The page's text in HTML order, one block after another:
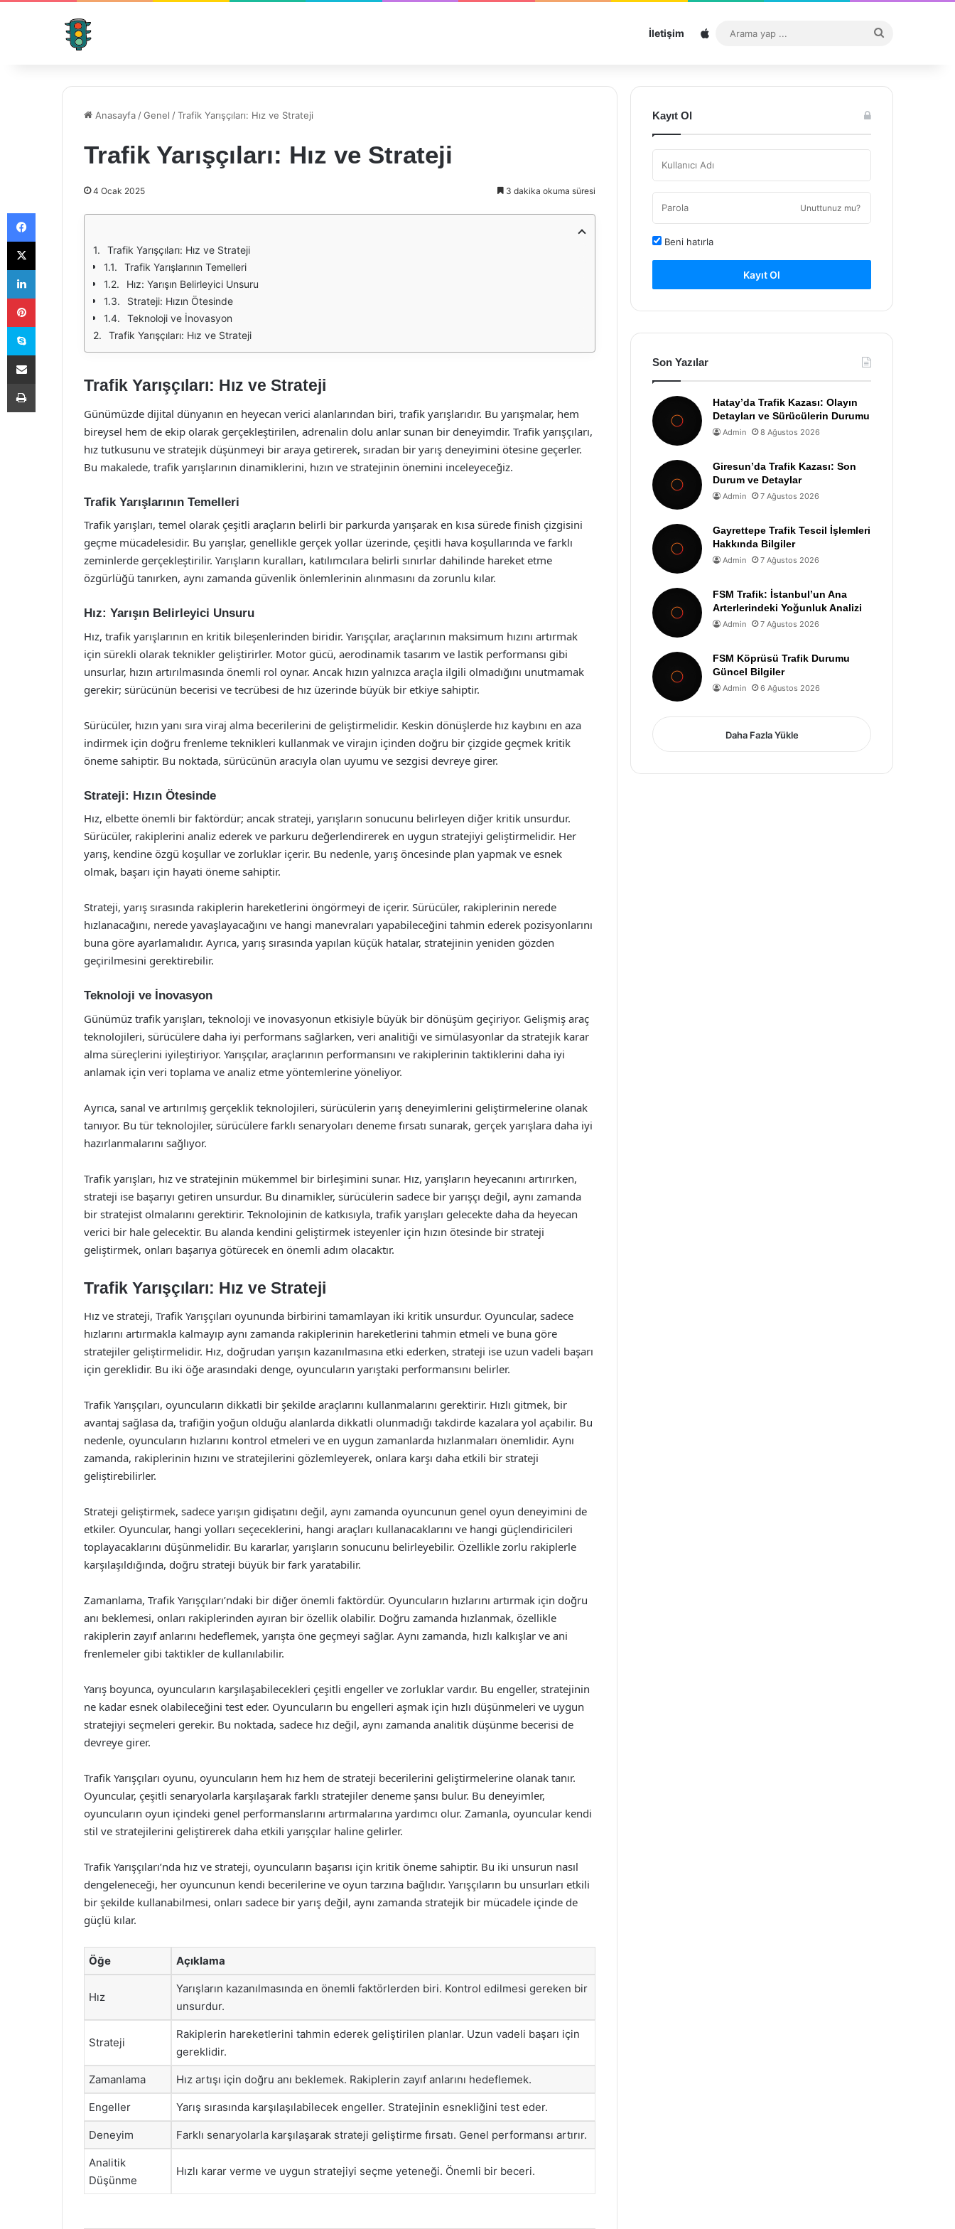
İletişim Sitemap
...
Anasayfa /Genel /Trafik Yarışçıları: Hız ve Strateji
Trafik Yarışçıları: Hız ve Strateji
4 Ocak 2025 3 dakika okuma süresi
Trafik Yarışçıları: Hız ve Strateji
Trafik Yarışlarının Temelleri
Hız: Yarışın Belirleyici Unsuru
Strateji: Hızın Ötesinde
Teknoloji ve İnovasyon
Trafik Yarışçıları: Hız ve Strateji
Trafik Yarışçıları: Hız ve Strateji
Günümüzde dijital dünyanın en heyecan verici alanlarından biri, trafik yarışlarıdır. Bu yarışmalar, hem
bireysel hem de ekip olarak gerçekleştirilen, adrenalin dolu anlar sunan bir deneyimdir. Trafik yarışçıları,
hız tutkusunu ve stratejik düşünmeyi bir araya getirerek, sıradan bir yarış deneyimini ötesine geçerler.
Bu makalede, trafik yarışlarının dinamiklerini, hızın ve stratejinin önemini inceleyeceğiz.
Trafik Yarışlarının Temelleri
Trafik yarışları, temel olarak çeşitli araçların belirli bir parkurda yarışarak en kısa sürede finish çizgisini
geçme mücadelesidir. Bu yarışlar, genellikle gerçek yollar üzerinde, çeşitli hava koşullarında ve farklı
zeminlerde gerçekleştirilir. Yarışların kuralları, katılımcılara belirli sınırlar dahilinde hareket etme
özgürlüğü tanırken, aynı zamanda güvenlik önlemlerinin alınmasını da zorunlu kılar.
Hız: Yarışın Belirleyici Unsuru
Hız, trafik yarışlarının en kritik bileşenlerinden biridir. Yarışçılar, araçlarının maksimum hızını artırmak
için sürekli olarak teknikler geliştirirler. Motor gücü, aerodinamik tasarım ve lastik performansı gibi
unsurlar, hızın artırılmasında önemli rol oynar. Ancak hızın yalnızca araçla ilgili olmadığını unutmamak
gerekir; sürücünün becerisi ve tecrübesi de hız üzerinde büyük bir etkiye sahiptir.
Sürücüler, hızın yanı sıra viraj alma becerilerini de geliştirmelidir. Keskin dönüşlerde hız kaybını en aza
indirmek için doğru frenleme teknikleri kullanmak ve virajın içinden doğru bir çizgide geçmek kritik
öneme sahiptir. Bu noktada, sürücünün aracıyla olan uyumu ve sezgisi devreye girer.
Strateji: Hızın Ötesinde
Hız, elbette önemli bir faktördür; ancak strateji, yarışların sonucunu belirleyen diğer kritik unsurdur.
Sürücüler, rakiplerini analiz ederek ve parkuru değerlendirerek en uygun stratejiyi geliştirmelidir. Her
yarış, kendine özgü koşullar ve zorluklar içerir. Bu nedenle, yarış öncesinde plan yapmak ve esnek
olmak, başarı için hayati öneme sahiptir.
Strateji, yarış sırasında rakiplerin hareketlerini öngörmeyi de içerir. Sürücüler, rakiplerinin nerede
hızlanacağını, nerede yavaşlayacağını ve hangi manevraları yapabileceğini tahmin ederek pozisyonlarını
buna göre ayarlamalıdır. Ayrıca, yarış sırasında yapılan küçük hatalar, stratejinin yeniden gözden
geçirilmesini gerektirebilir.
Teknoloji ve İnovasyon
Günümüz trafik yarışları, teknoloji ve inovasyonun etkisiyle büyük bir dönüşüm geçiriyor. Gelişmiş araç
teknolojileri, sürücülere daha iyi performans sağlarken, veri analitiği ve simülasyonlar da stratejik karar
alma süreçlerini iyileştiriyor. Yarışçılar, araçlarının performansını ve rakiplerinin taktiklerini daha iyi
anlamak için veri toplama ve analiz etme yöntemlerine yöneliyor.
Ayrıca, sanal ve artırılmış gerçeklik teknolojileri, sürücülerin yarış deneyimlerini geliştirmelerine olanak
tanıyor. Bu tür teknolojiler, sürücülere farklı senaryoları deneme fırsatı sunarak, gerçek yarışlara daha iyi
hazırlanmalarını sağlıyor.
Trafik yarışları, hız ve stratejinin mükemmel bir birleşimini sunar. Hız, yarışların heyecanını artırırken,
strateji ise başarıyı getiren unsurdur. Bu dinamikler, sürücülerin sadece bir yarışçı değil, aynı zamanda
bir stratejist olmalarını gerektirir. Teknolojinin de katkısıyla, trafik yarışları gelecekte daha da heyecan
verici bir hale gelecektir. Bu alanda kendini geliştirmek isteyenler için hızın ötesinde bir strateji
geliştirmek, onları başarıya götürecek en önemli adım olacaktır.
Trafik Yarışçıları: Hız ve Strateji
Hız ve strateji, Trafik Yarışçıları oyununda birbirini tamamlayan iki kritik unsurdur. Oyuncular, sadece
hızlarını artırmakla kalmayıp aynı zamanda rakiplerinin hareketlerini tahmin etmeli ve buna göre
stratejiler geliştirmelidir. Hız, doğrudan yarışın kazanılmasına etki ederken, strateji ise uzun vadeli başarı
için gereklidir. Bu iki öğe arasındaki denge, oyuncuların yarıştaki performansını belirler.
Trafik Yarışçıları, oyuncuların dikkatli bir şekilde araçlarını kullanmalarını gerektirir. Hızlı gitmek, bir
avantaj sağlasa da, trafiğin yoğun olduğu alanlarda dikkatli olunmadığı takdirde kazalara yol açabilir. Bu
nedenle, oyuncuların hızlarını kontrol etmeleri ve en uygun zamanlarda hızlanmaları önemlidir. Aynı
zamanda, rakiplerinin hızını ve stratejilerini gözlemleyerek, onlara karşı daha etkili bir strateji
geliştirebilirler.
Strateji geliştirmek, sadece yarışın gidişatını değil, aynı zamanda oyuncunun genel oyun deneyimini de
etkiler. Oyuncular, hangi yolları seçeceklerini, hangi araçları kullanacaklarını ve hangi güçlendiricileri
toplayacaklarını düşünmelidir. Bu kararlar, yarışların sonucunu belirleyebilir. Özellikle zorlu rakiplerle
karşılaşıldığında, doğru strateji büyük bir fark yaratabilir.
Zamanlama, Trafik Yarışçıları’ndaki bir diğer önemli faktördür. Oyuncuların hızlarını artırmak için doğru
anı beklemesi, onları rakiplerinden ayıran bir özellik olabilir. Doğru zamanda hızlanmak, özellikle
rakiplerin zayıf anlarını hedeflemek, yarışta öne geçmeyi sağlar. Aynı zamanda, hızlı kalkışlar ve ani
frenlemeler gibi taktikler de kullanılabilir.
Yarış boyunca, oyuncuların karşılaşabilecekleri çeşitli engeller ve zorluklar vardır. Bu engeller, stratejinin
ne kadar esnek olabileceğini test eder. Oyuncuların bu engelleri aşmak için hızlı düşünmeleri ve uygun
stratejiyi seçmeleri gerekir. Bu noktada, sadece hız değil, aynı zamanda analitik düşünme becerisi de
devreye girer.
Trafik Yarışçıları oyunu, oyuncuların hem hız hem de strateji becerilerini geliştirmelerine olanak tanır.
Oyuncular, çeşitli senaryolarla karşılaşarak farklı stratejiler deneme şansı bulur. Bu deneyimler,
oyuncuların oyun içindeki genel performanslarını artırmalarına yardımcı olur. Zamanla, oyuncular kendi
stil ve stratejilerini geliştirerek daha etkili yarışçılar haline gelirler.
Trafik Yarışçıları’nda hız ve strateji, oyuncuların başarısı için kritik öneme sahiptir. Bu iki unsurun nasıl
dengeleneceği, her oyuncunun kendi becerilerine ve oyun tarzına bağlıdır. Yarışçıların bu unsurları etkili
bir şekilde kullanabilmesi, onları sadece bir yarış değil, aynı zamanda stratejik bir mücadele içinde de
güçlü kılar.
Öğe Açıklama
Hız
Yarışların kazanılmasında en önemli faktörlerden biri. Kontrol edilmesi gereken bir
unsurdur.
Strateji
Rakiplerin hareketlerini tahmin ederek geliştirilen planlar. Uzun vadeli başarı için
gereklidir.
Zamanlama Hız artışı için doğru anı beklemek. Rakiplerin zayıf anlarını hedeflemek.
Engeller Yarış sırasında karşılaşılabilecek engeller. Stratejinin esnekliğini test eder.
Deneyim Farklı senaryolarla karşılaşarak strateji geliştirme fırsatı. Genel performansı artırır.
Analitik
Düşünme
Hızlı karar verme ve uygun stratejiyi seçme yeteneği. Önemli bir beceri.
Kayıt Ol
Unuttunuz mu?
Beni hatırla
Kayıt Ol
Son Yazılar
Hatay’da Trafik Kazası: Olayın
Detayları ve Sürücülerin Durumu
Admin 8 Ağustos 2026
Giresun’da Trafik Kazası: Son
Durum ve Detaylar
Admin 7 Ağustos 2026
Gayrettepe Trafik Tescil İşlemleri
Hakkında Bilgiler
Admin 7 Ağustos 2026
FSM Trafik: İstanbul’un Ana
Arterlerindeki Yoğunluk Analizi
Admin 7 Ağustos 2026
FSM Köprüsü Trafik Durumu
Güncel Bilgiler
Admin 6 Ağustos 2026
Daha Fazla Yükle
Facebook
X
LinkedIn
Pinterest
Skype
E-Posta ile paylaş